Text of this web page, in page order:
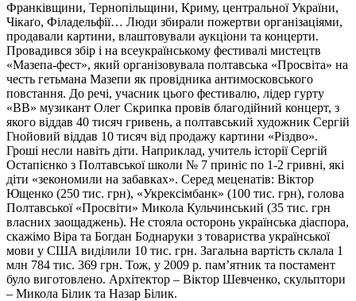
Франківщини, Тернопільщини, Криму, центральної України,
Чікаґо, Філадельфії… Люди збирали пожертви організаціями,
продавали картини, влаштовували аукціони та концерти.
Провадився збір і на всеукраїнському фестивалі мистецтв
«Мазепа-фест», який організовувала полтавська «Просвіта» на
честь гетьмана Мазепи як провідника антимосковського
повстання. До речі, учасник цього фестивалю, лідер гурту
«ВВ» музикант Олег Скрипка провів благодійний концерт, з
якого віддав 40 тисяч гривень, а полтавський художник Сергій
Гнойовий віддав 10 тисяч від продажу картини «Різдво».
Гроші несли навіть діти. Наприклад, учитель історії Сергій
Остапієнко з Полтавської школи № 7 приніс по 1-2 гривні, які
діти «зекономили на забавках». Серед меценатів: Віктор
Ющенко (250 тис. грн), «Укрексімбанк» (100 тис. грн), голова
Полтавської «Просвіти» Микола Кульчинський (35 тис. грн
власних заощаджень). Не стояла осторонь українська діаспора,
скажімо Віра та Богдан Боднаруки з товариства української
мови у США виділили 10 тис. грн. Загальна вартість склала 1
млн 784 тис. 369 грн. Тож, у 2009 р. пам’ятник та постамент
було виготовлено. Архітектор – Віктор Шевченко, скульптори
– Микола Білик та Назар Білик.